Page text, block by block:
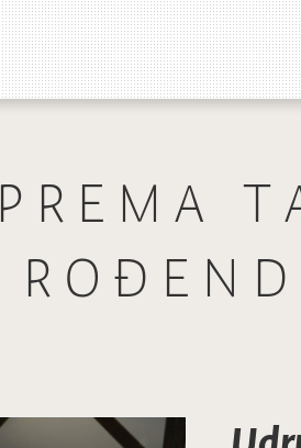
PREMA